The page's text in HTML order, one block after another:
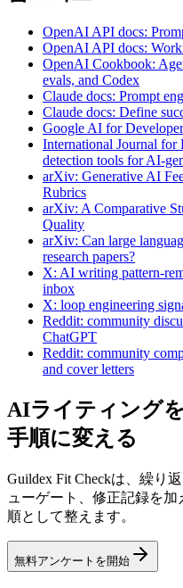
OpenAI API docs:
OpenAI API docs:
OpenAI Cookbook:
evals, and Codex
Claude docs: Prompt
Claude docs: Define
Google AI for
International Journal for
detection tools for AI-
arXiv: Generative AI
Rubrics
arXiv: A Comparative
Quality
arXiv: Can large
research papers?
X: AI writing pattern-
inbox
X: loop engineering
Reddit: community
ChatGPT
Reddit: community
and cover letters
AIライティング
手順に変える
Guildex Fit Checkは、繰り
ューゲート、修正記録を
順として整えます。
無料アンケートを開始